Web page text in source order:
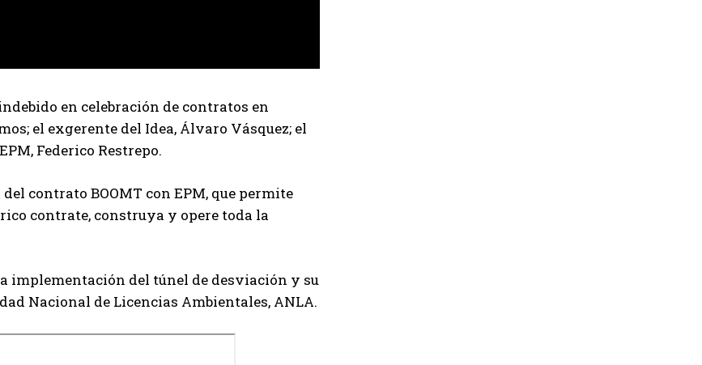
en celebración de contratos en
el exgerente del Idea, Álvaro Vásquez; el
Federico Restrepo.
contrato BOOMT con EPM, que permite
contrate, construya y opere toda la
implementación del túnel de desviación y su
Nacional de Licencias Ambientales, ANLA.